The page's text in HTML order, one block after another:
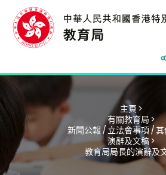
主頁 >
有關教育局 >
新聞公報 / 立法會事項 / 其
演辭及文稿 >
教育局局長的演辭及